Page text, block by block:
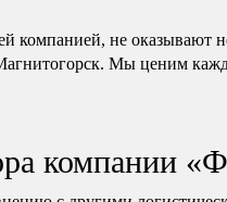
компанией, не оказывают
Мы ценим
компании